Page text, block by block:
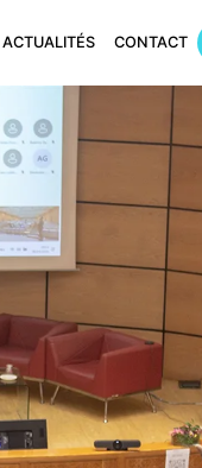
ACTUALITÉS CONTACT